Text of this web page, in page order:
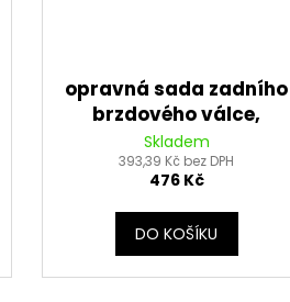
opravná sada zadního
brzdového válce,
Tourmax
Skladem
393,39 Kč bez DPH
476 Kč
DO KOŠÍKU